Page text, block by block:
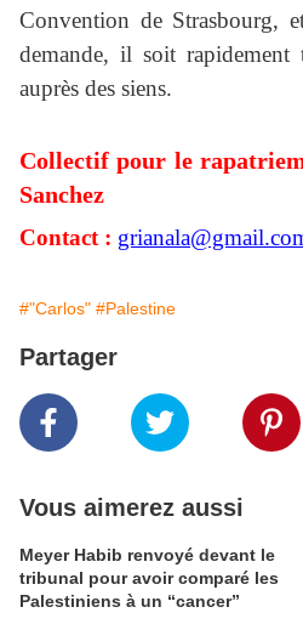
Convention de Strasbourg,
demande, il soit rapidement
auprès des siens.
Collectif pour le
Sanchez
Contact :
#"Carlos" #Palestine
Partager
Vous aimerez aussi
Meyer Habib renvoyé devant le
tribunal pour avoir comparé les
Palestiniens à un “cancer”